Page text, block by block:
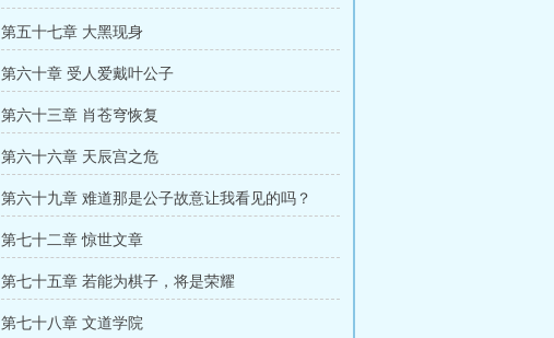
第五十七章 大黑现身
第六十章 受人爱戴叶公子
第六十三章 肖苍穹恢复
第六十六章 天辰宫之危
第六十九章 难道那是公子故意让我看见的吗？
第七十二章 惊世文章
第七十五章 若能为棋子，将是荣耀
第七十八章 文道学院